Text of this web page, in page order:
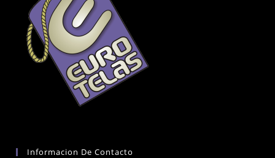
Informacion De Contacto